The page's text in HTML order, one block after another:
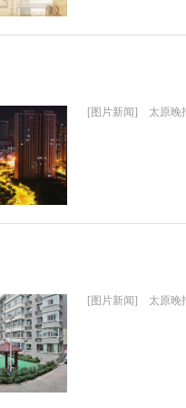
[图片新闻] 太原晚
[图片新闻] 太原晚